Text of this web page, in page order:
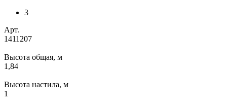
3
Арт.
1411207
Высота общая, м
1,84
Высота настила, м
1